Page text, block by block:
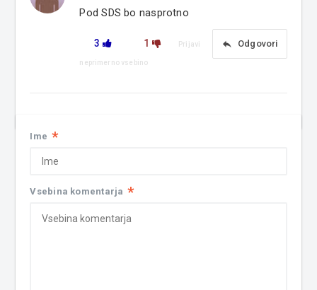
Pod SDS bo nasprotno
3 1 reply Odgovori
Prijavi
neprimerno vsebino
Ime *
Vsebina komentarja *